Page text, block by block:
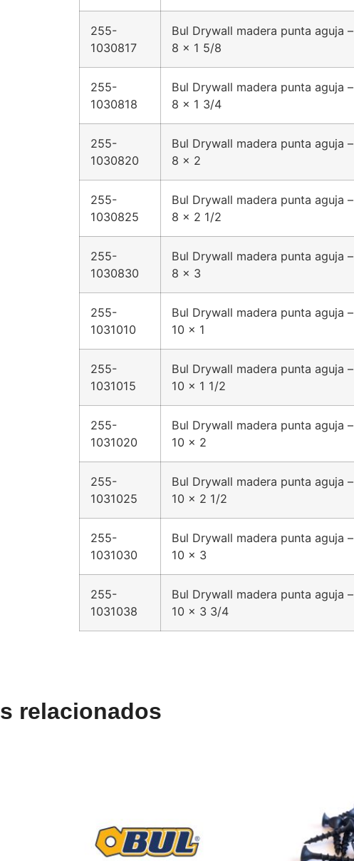
255-
1030817
Bul Drywall madera punta aguja –
8 x 1 5/8
255-
1030818
Bul Drywall madera punta aguja –
8 x 1 3/4
255-
1030820
Bul Drywall madera punta aguja –
8 x 2
255-
1030825
Bul Drywall madera punta aguja –
8 x 2 1/2
255-
1030830
Bul Drywall madera punta aguja –
8 x 3
255-
1031010
Bul Drywall madera punta aguja –
10 x 1
255-
1031015
Bul Drywall madera punta aguja –
10 x 1 1/2
255-
1031020
Bul Drywall madera punta aguja –
10 x 2
255-
1031025
Bul Drywall madera punta aguja –
10 x 2 1/2
255-
1031030
Bul Drywall madera punta aguja –
10 x 3
255-
1031038
Bul Drywall madera punta aguja –
10 x 3 3/4
relacionados